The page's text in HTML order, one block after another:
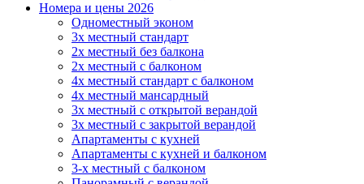
Номера и цены 2026
Одноместный эконом
3х местный стандарт
2х местный без балкона
2х местный с балконом
4х местный стандарт с балконом
4х местный мансардный
3х местный с открытой верандой
3х местный с закрытой верандой
Апартаменты с кухней
Апартаменты с кухней и балконом
3-х местный с балконом